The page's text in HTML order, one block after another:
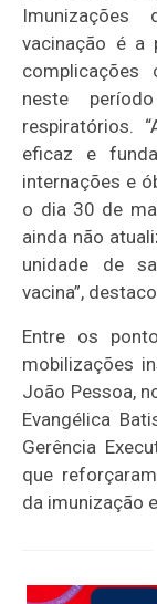
Imunizações
vacinação é a
complicações
neste
respiratórios.
eficaz e
internações e
o dia 30 de
ainda não
unidade de
vacina”,
Entre os
mobilizações
João Pessoa,
Evangélica
Gerência
que
da imunização